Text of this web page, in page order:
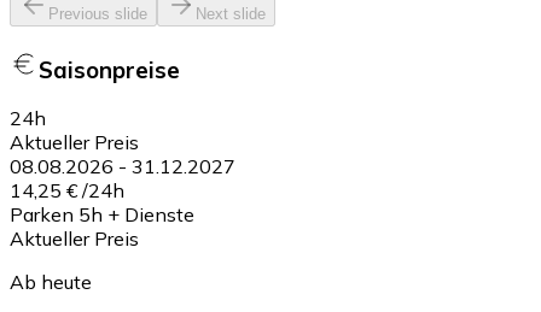
Previous slide Next slide
Saisonpreise
24h
Aktueller Preis
08.08.2026 - 31.12.2027
14,25 € /24h
Parken 5h + Dienste
Aktueller Preis
Ab heute